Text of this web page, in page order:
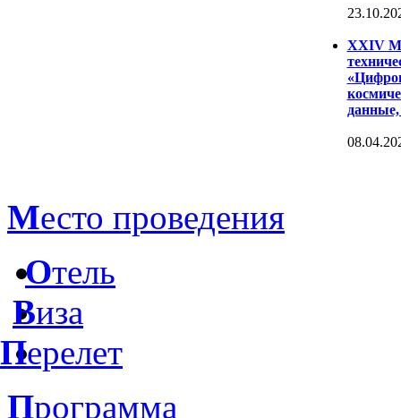
XXIV
данные,
Место проведения
Отель
Виза
Перелет
Программа